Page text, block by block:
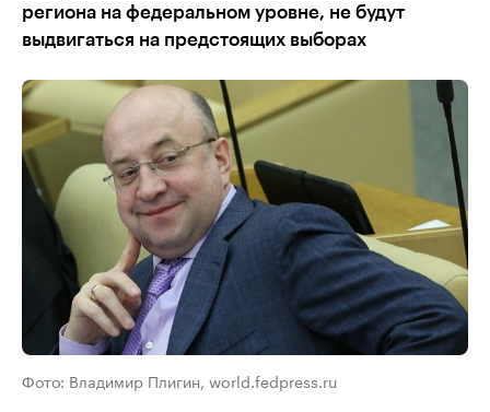
региона на федеральном уровне, не будут
выдвигаться на предстоящих выборах
Фото: Владимир Плигин, world.fedpress.ru